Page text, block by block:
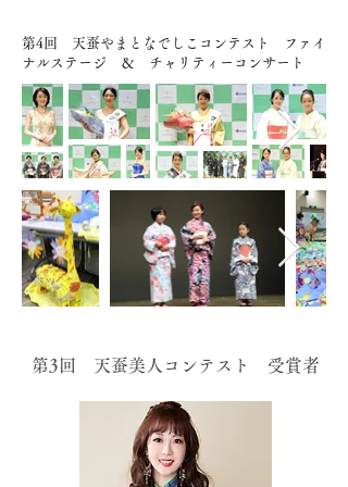
第4回 天蚕やまとなでしこコンテスト ファイ
ナルステージ ＆ チャリティーコンサート
第3回 天蚕美人コンテスト 受賞者